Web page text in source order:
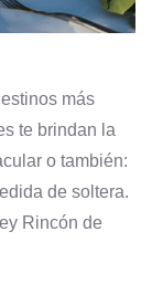
más
te brindan la
o también:
de soltera.
Rincón de